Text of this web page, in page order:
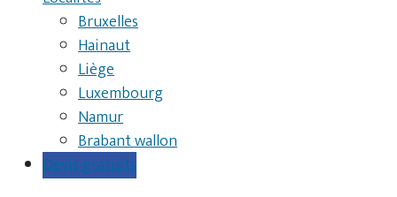
Bruxelles
Hainaut
Liège
Luxembourg
Namur
Brabant wallon
Devis gratuits